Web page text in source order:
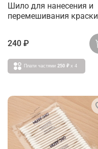
Шило для нанесения и
перемешивания краски
240 ₽
Плати частями 250 ₽ x 4